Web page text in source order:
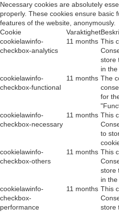
Necessary cookies are absolutely
properly. These cookies ensure basic
features of the website, anonymously.
Cookie
Varaktighet
cookielawinfo-
checkbox-analytics
11 months This
store
in
cookielawinfo-
checkbox-functional
11 months The
for
cookielawinfo-
checkbox-necessary
11 months This
to
cookielawinfo-
checkbox-others
11 months This
store
in
cookielawinfo-
checkbox-
performance
11 months This
store